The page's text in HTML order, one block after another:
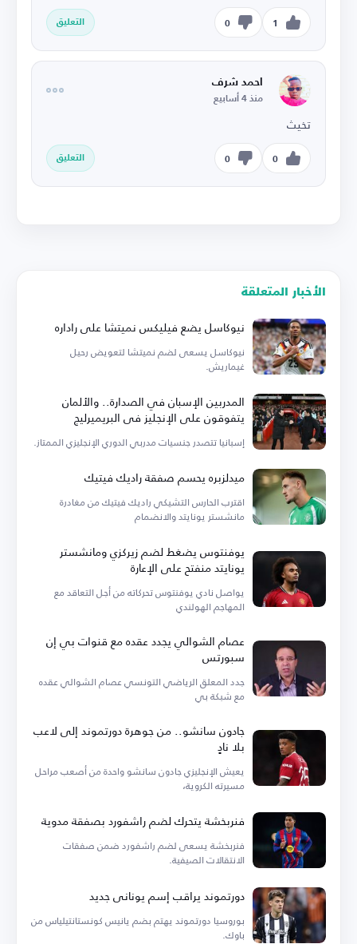
1
0 التعليق
احمد شرف
منذ 4 أسابيع
تخيث
0
0 التعليق
الأخبار المتعلقة
نيوكاسل يضع فيليكس نميتشا على راداره
نيوكاسل يسعى لضم نميتشا لتعويض رحيل
غيماريش.
المدربين الإسبان في الصدارة.. والألمان
يتفوقون على الإنجليز في البريميرليج
إسبانيا تتصدر جنسيات مدربي الدوري الإنجليزي الممتاز.
ميدلزبره يحسم صفقة راديك فيتيك
اقترب الحارس التشيكي راديك فيتيك من مغادرة
مانشستر يونايتد والانضمام
يوفنتوس يضغط لضم زيركزي ومانشستر
يونايتد منفتح على الإعارة
يواصل نادي يوفنتوس تحركاته من أجل التعاقد مع
المهاجم الهولندي
عصام الشوالي يجدد عقده مع قنوات بي إن
سبورتس
جدد المعلق الرياضي التونسي عصام الشوالي عقده
مع شبكة بي
جادون سانشو.. من جوهرة دورتموند إلى لاعب
بلا نادٍ
يعيش الإنجليزي جادون سانشو واحدة من أصعب مراحل
مسيرته الكروية،
فنربخشة يتحرك لضم راشفورد بصفقة مدوية
فنربخشة يسعى لضم راشفورد ضمن صفقات
الانتقالات الصيفية.
دورتموند يراقب إسم يوناني جديد
بوروسيا دورتموند يهتم بضم يانيس كونستانتيلياس من
باوك.